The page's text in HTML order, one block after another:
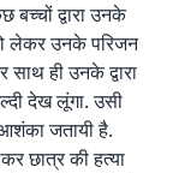
बच्चों द्वारा उनके
लेकर उनके परिजन
साथ ही उनके द्वारा
देख लूंगा. उसी
जतायी है.
छात्र की हत्या